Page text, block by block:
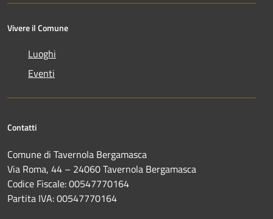
Vivere il Comune
Luoghi
Eventi
Contatti
Comune di Tavernola Bergamasca
Via Roma, 44 – 24060 Tavernola Bergamasca
Codice Fiscale: 00547770164
Partita IVA: 00547770164